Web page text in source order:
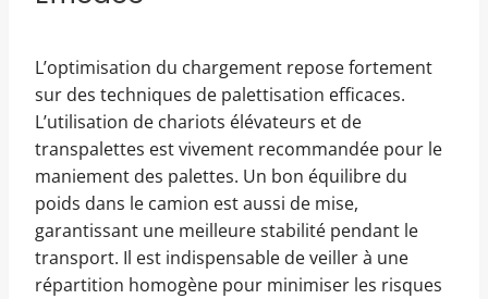
L’optimisation du chargement repose fortement
sur des techniques de palettisation efficaces.
L’utilisation de chariots élévateurs et de
transpalettes est vivement recommandée pour le
maniement des palettes. Un bon équilibre du
poids dans le camion est aussi de mise,
garantissant une meilleure stabilité pendant le
transport. Il est indispensable de veiller à une
répartition homogène pour minimiser les risques